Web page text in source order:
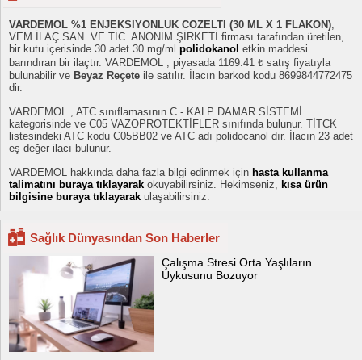
VARDEMOL %1 ENJEKSIYONLUK COZELTI (30 ML X 1 FLAKON)
VEM İLAÇ SAN. VE TİC. ANONİM ŞİRKETİ firması tarafından üretilen,
bir kutu içerisinde 30 adet 30 mg/ml polidokanol etkin maddesi
barındıran bir ilaçtır. VARDEMOL , piyasada 1169.41 ₺ satış fiyatıyla
bulunabilir ve Beyaz Reçete ile satılır. İlacın barkod kodu 8699844772475
dir.
VARDEMOL , ATC sınıflamasının C - KALP DAMAR SİSTEMİ
kategorisinde ve C05 VAZOPROTEKTİFLER sınıfında bulunur. TİTCK
listesindeki ATC kodu C05BB02 ve ATC adı polidocanol dır. İlacın 23 adet
eş değer ilacı bulunur.
VARDEMOL hakkında daha fazla bilgi edinmek için hasta kullanma
talimatını buraya tıklayarak okuyabilirsiniz. Hekimseniz,
kısa ürün
bilgisine buraya tıklayarak ulaşabilirsiniz.
Sağlık Dünyasından Son Haberler
Çalışma Stresi Orta Yaşlıların
Uykusunu Bozuyor